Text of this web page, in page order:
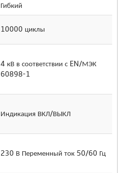
Гибкий
10000 циклы
4 кВ в соответствии с EN/МЭК
60898-1
Индикация ВКЛ/ВЫКЛ
230 В Переменный ток 50/60 Гц